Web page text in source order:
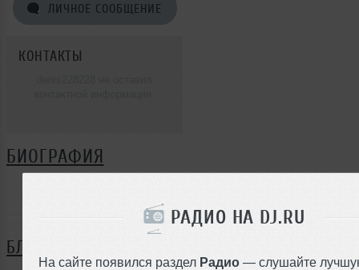
РАДИО НА DJ.RU
На сайте появился раздел Радио — слушайте
ЛИЧНОЕ СООБЩЕНИЕ
КОНТАКТЫ
БИОГРАФИЯ
БЛОГ